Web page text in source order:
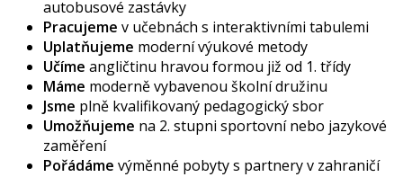
autobusové zastávky
Pracujeme v učebnách s interaktivními tabulemi
Uplatňujeme moderní výukové metody
Učíme angličtinu hravou formou již od 1. třídy
Máme moderně vybavenou školní družinu
Jsme plně kvalifikovaný pedagogický sbor
Umožňujeme na 2. stupni sportovní nebo jazykové
zaměření
Pořádáme výměnné pobyty s partnery v zahraničí